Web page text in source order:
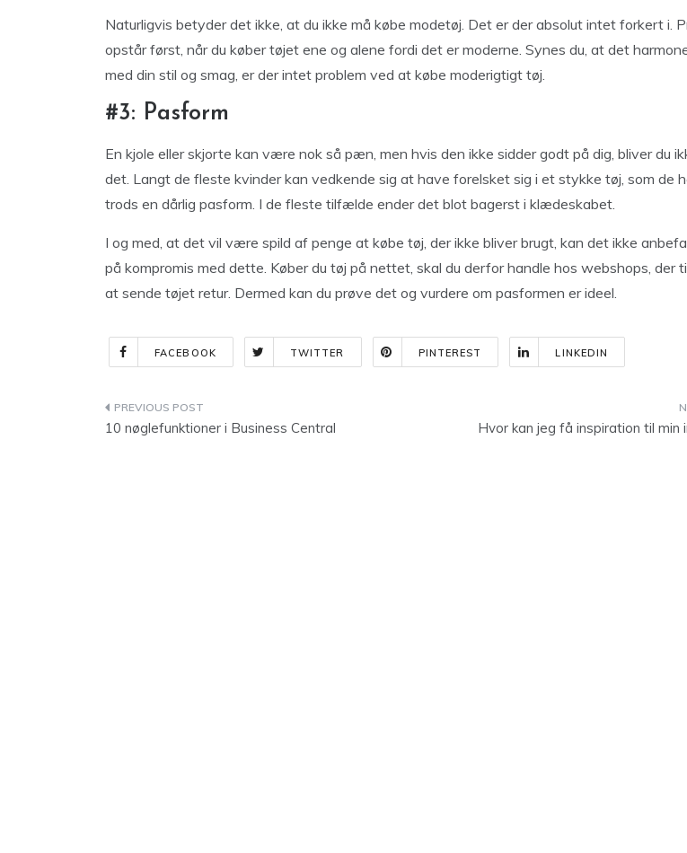
Naturligvis betyder det ikke, at du ikke må købe modetøj. Det er der absolut intet forkert i.
opstår først, når du køber tøjet ene og alene fordi det er moderne. Synes du, at det
med din stil og smag, er der intet problem ved at købe moderigtigt tøj.
#3: Pasform
En kjole eller skjorte kan være nok så pæn, men hvis den ikke sidder godt på dig, bliver du
det. Langt de fleste kvinder kan vedkende sig at have forelsket sig i et stykke tøj, som de
trods en dårlig pasform. I de fleste tilfælde ender det blot bagerst i klædeskabet.
I og med, at det vil være spild af penge at købe tøj, der ikke bliver brugt, kan det ikke
på kompromis med dette. Køber du tøj på nettet, skal du derfor handle hos webshops, der
at sende tøjet retur. Dermed kan du prøve det og vurdere om pasformen er ideel.
FACEBOOK TWITTER PINTEREST LINKEDIN
Indlægsnavigation
10 nøglefunktioner i Business Central Hvor kan jeg få inspiration til min